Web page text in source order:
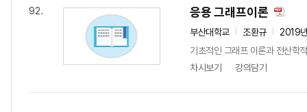
92. 응용 그래프이론
부산대학교 조환규
2019
기초적인 그래프 이론과 전산학
차시보기
강의담기